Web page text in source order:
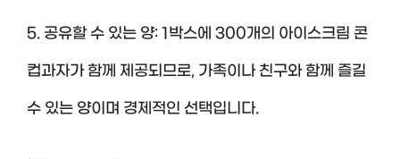
5. 공유할 수 있는 양: 1박스에 300개의 아이스크림 콘
컵과자가 함께 제공되므로, 가족이나 친구와 함께 즐길
수 있는 양이며 경제적인 선택입니다.